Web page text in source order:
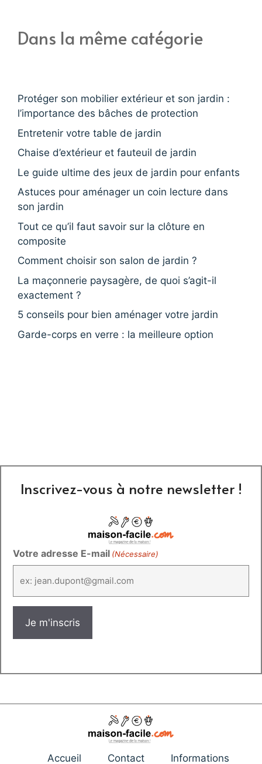
Dans la même catégorie
Protéger son mobilier extérieur et son jardin :
l’importance des bâches de protection
Entretenir votre table de jardin
Chaise d’extérieur et fauteuil de jardin
Le guide ultime des jeux de jardin pour enfants
Astuces pour aménager un coin lecture dans
son jardin
Tout ce qu’il faut savoir sur la clôture en
composite
Comment choisir son salon de jardin ?
La maçonnerie paysagère, de quoi s’agit-il
exactement ?
5 conseils pour bien aménager votre jardin
Garde-corps en verre : la meilleure option
Inscrivez-vous à notre newsletter !
Votre adresse E-mail (Nécessaire)
Accueil Contact Informations